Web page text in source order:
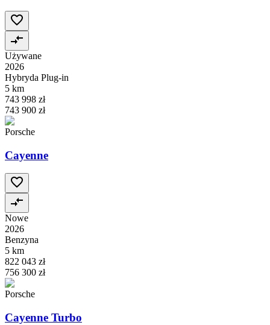
Używane
2026
Hybryda Plug-in
5 km
743 998 zł
743 900 zł
Porsche
Cayenne
Nowe
2026
Benzyna
5 km
822 043 zł
756 300 zł
Porsche
Cayenne Turbo